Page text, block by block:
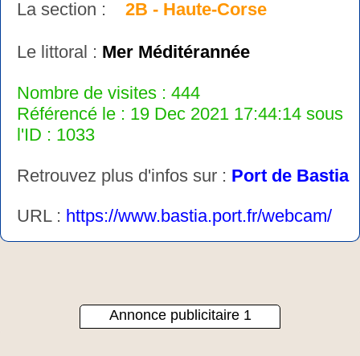
La section : 2B - Haute-Corse
Le littoral : Mer Méditérannée
Nombre de visites : 444
Référencé le : 19 Dec 2021 17:44:14 sous
l'ID : 1033
Retrouvez plus d'infos sur : Port de Bastia
URL : https://www.bastia.port.fr/webcam/
Annonce publicitaire 1